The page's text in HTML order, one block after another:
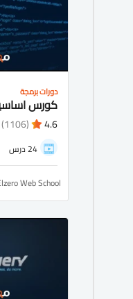
دورات برمجة
4.6
(1106)
24 درس
Web School